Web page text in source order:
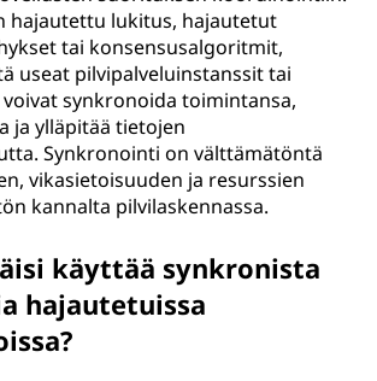
hajautettu lukitus, hajautetut
tai konsensusalgoritmit,
useat pilvipalveluinstanssit tai
synkronoida toimintansa,
ja ylläpitää tietojen
Synkronointi on välttämätöntä
vikasietoisuuden ja resurssien
kannalta pilvilaskennassa.
käyttää synkronista
hajautetuissa